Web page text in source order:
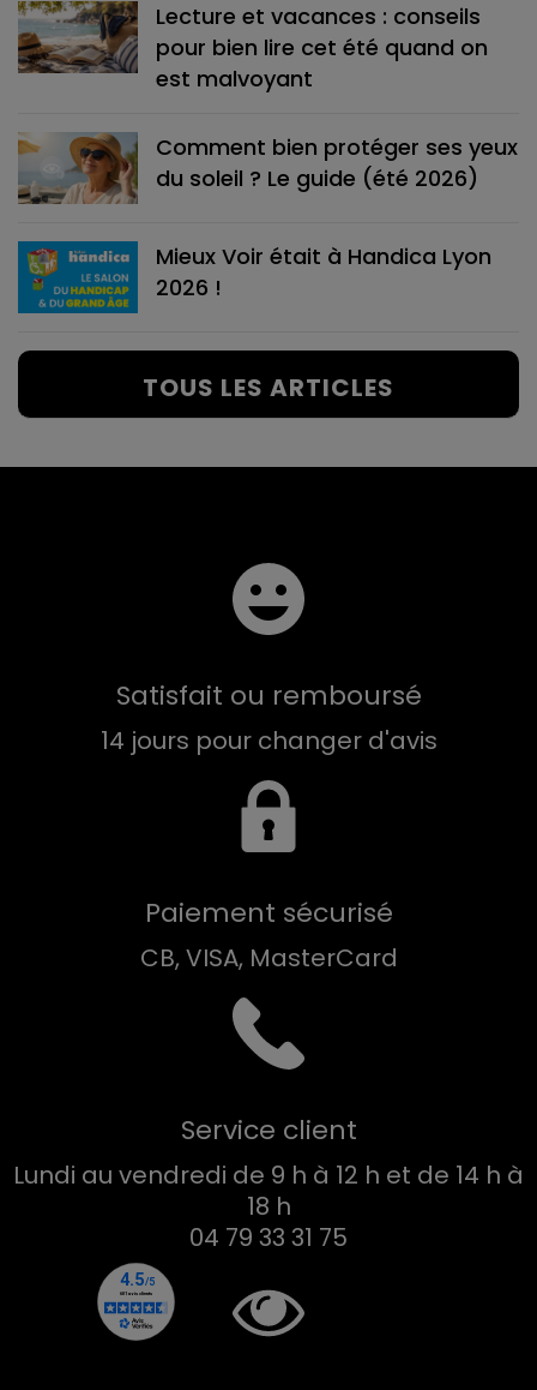
Lecture et vacances : conseils
pour bien lire cet été quand on
est malvoyant
Comment bien protéger ses yeux
du soleil ? Le guide (été 2026)
Mieux Voir était à Handica Lyon
2026 !
TOUS LES ARTICLES
Satisfait ou remboursé
14 jours pour changer d'avis
Paiement sécurisé
CB, VISA, MasterCard
Service client
Lundi au vendredi de 9 h à 12 h et de 14 h à
18 h
04 79 33 31 75